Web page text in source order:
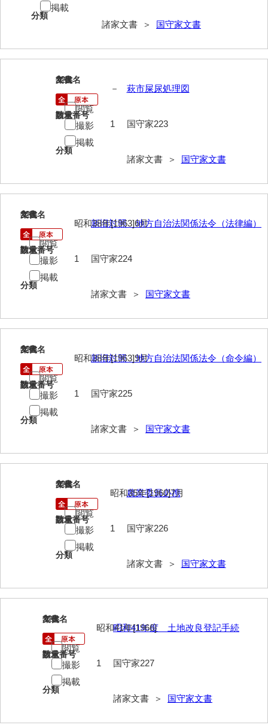
内海家文書
浦家文書
江浪家文書
恵良宏収集文書
大田家文書
大中家文書（神奈川県）
大野毛利家文書
大本氏収集文書
岡家文書（福栄村）
岡田家文書（徳地町）
岡田家文書（萩市）
岡田学収集史料
岡藤家文書
岡本家文書（島根県）
岡本家文書（周防大島町）
尾崎家文書
尾崎家文書（防府市）
小沢家文書（阿東町）
小沢太郎文書
小田家文書（山口市吉敷）
分類
諸家文書 ＞ 国守家文書
掲載
225
文書名
萩市屎尿処理図
請求番号
国守家223
分類
諸家文書 ＞ 国守家文書
年代
－
数量
1
閲覧
撮影
掲載
226
文書名
新旧対照 地方自治法関係法令（法律編）
請求番号
国守家224
分類
諸家文書 ＞ 国守家文書
年代
昭和38年[1963]6月
数量
1
閲覧
撮影
掲載
227
文書名
新旧対照 地方自治法関係法令（命令編）
請求番号
国守家225
分類
諸家文書 ＞ 国守家文書
年代
昭和38年[1963]9月
数量
1
閲覧
撮影
掲載
228
文書名
農業委員必携
請求番号
国守家226
分類
諸家文書 ＞ 国守家文書
年代
昭和35年[1960]7月
数量
1
閲覧
撮影
掲載
229
文書名
昭和41年度 土地改良登記手続
請求番号
国守家227
分類
諸家文書 ＞ 国守家文書
年代
昭和41年[1966]
数量
1
閲覧
撮影
掲載